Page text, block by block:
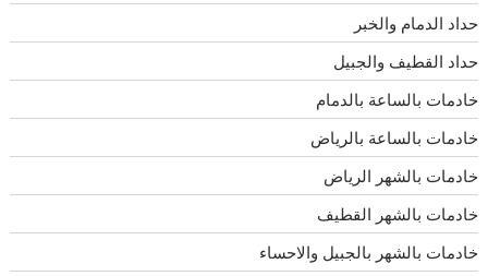
حداد الدمام والخبر
حداد القطيف والجبيل
خادمات بالساعة بالدمام
خادمات بالساعة بالرياض
خادمات بالشهر الرياض
خادمات بالشهر القطيف
خادمات بالشهر بالجبيل والاحساء